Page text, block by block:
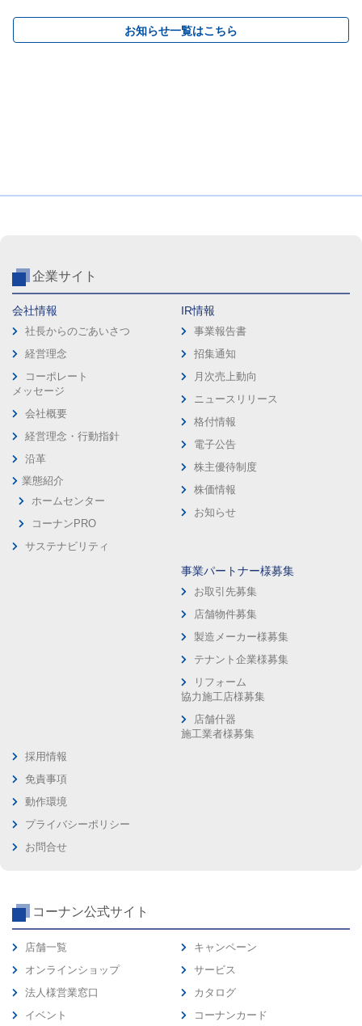
お知らせ一覧はこちら
企業サイト
会社情報
社長からのごあいさつ
経営理念
コーポレート
メッセージ
会社概要
経営理念・行動指針
沿革
業態紹介
ホームセンター
コーナンPRO
サステナビリティ
IR情報
事業報告書
招集通知
月次売上動向
ニュースリリース
格付情報
電子公告
株主優待制度
株価情報
お知らせ
事業パートナー様募集
お取引先募集
店舗物件募集
製造メーカー様募集
テナント企業様募集
リフォーム
協力施工店様募集
店舗什器
施工業者様募集
採用情報
免責事項
動作環境
プライバシーポリシー
お問合せ
コーナン公式サイト
店舗一覧
オンラインショップ
法人様営業窓口
イベント
キャンペーン
サービス
カタログ
コーナンカード